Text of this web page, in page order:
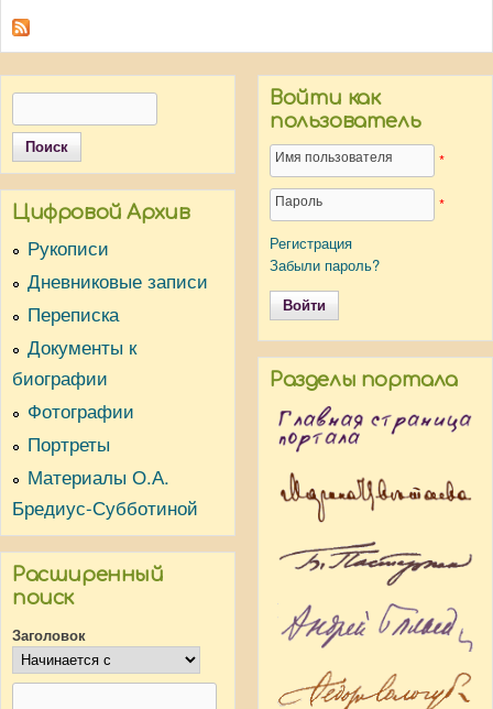
Цифровой Архив
Рукописи
Дневниковые записи
Переписка
Документы к
биографии
Фотографии
Портреты
Материалы О.А.
Бредиус-Субботиной
Расширенный
поиск
Заголовок
Войти как
пользователь
Имя пользователя *
Пароль
*
Регистрация
Забыли пароль?
Разделы портала